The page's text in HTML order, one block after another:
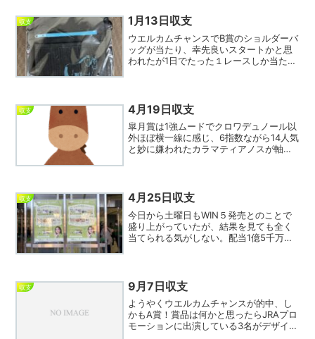
収支 1月13日収支
ウエルカムチャンスでB賞のショルダーバ
ッグが当たり、幸先良いスタートかと思
われたが1日でたった１レースしか当たら
後も横山武を外...
収支 4月19日収支
皐月賞は1強ムードでクロワデュノール以
外ほぼ横一線に感じ、6指数ながら14人気
と妙に嫌われたカラマティアノスが軸。
へワイド3点、...
収支 4月25日収支
今日から土曜日もWIN５発売とのことで
盛り上がっていたが、結果を見ても全く
当てられる気がしない。配当1億5千万と
り、JRA...
収支 9月7日収支
ようやくウエルカムチャンスが的中、し
かもA賞！賞品は何かと思ったらJRAプロ
モーションに出演している3名がデザイン